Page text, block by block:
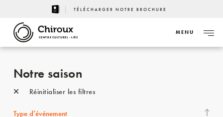
TÉLÉCHARGER NOTRE BROCHURE
CENTRE CULTUREL - LIÈGE
MENU
Notre saison
Réinitialiser les filtres
Type d’événement